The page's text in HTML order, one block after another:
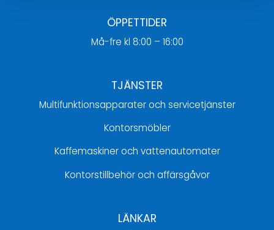
ÖPPETTIDER
Må-fre kl 8:00 – 16:00
TJÄNSTER
Multifunktionsapparater och servicetjänster
Kontorsmöbler
Kaffemaskiner och vattenautomater
Kontorstillbehör och affärsgåvor
LÄNKAR